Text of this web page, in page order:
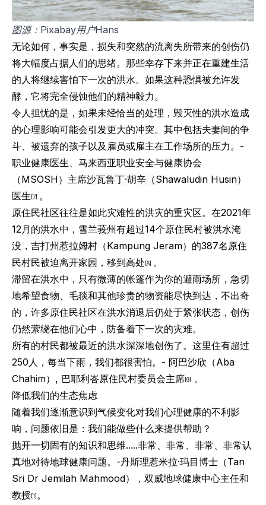
图源：Pixabay用户Hans
无论如何，事实是，损失和突然的流离失所带来的创伤仍
将大幅度占据人们的思绪。那些幸存下来并正在重建生活
的人将继续害怕下一次的洪水。如果这种恐惧被允许发
酵，它将完全侵蚀他们的精神毅力。
令人担忧的是，如果未经恰当的处理，毁灭性的洪水造成
的心理影响可能会引发更大的冲突。其中包括夫妻间的争
斗、被遗弃的孩子以及雇员或雇主在工作场所的压力。-
职业健康医生、马来西亚职业安全与健康协会
（MSOSH）主席沙瓦鲁丁·胡辛（Shawaludin Husin）
医生 [7] 。
原住民社区往往是如此灾难性的洪灾的重灾区。在2021年
12月的洪水中，雪兰莪州有超过14个原住民村被洪水淹
没，吉打州惹拉姆村（Kampung Jeram）的387名原住
民村民被迫离开家园，移到高处 [8] 。
滞留在洪水中，只有微薄的帐篷作为你的避雨场所，急切
地希望食物、毛毯和其他珍贵的物资能尽快到达，不出奇
的，许多原住民社区在洪水消退后仍处于紧张状态，创伤
仍然萦绕在他们心中，防备着下一次的灾难。
所有的村民都被最近的洪水深深地创伤了。这里住有超过
250人，每当下雨，我们都很害怕。- 阿巴沙欣 （Aba
Chahim）, 巴耶利峇原住民村委员会主席[9]
。
降低我们的生态焦虑
随着我们逐渐意识到气候变化对我们心理健康的不利影
响，问题依旧是：我们能做些什么来提供帮助？
抛开一切固有的知识和思维.....非常、非常、非常、非常认
真地对待地球健康问题。-丹斯理惹米拉·玛目博士（Tan
Sri Dr Jemilah Mahmood），双威地球健康中心主任和
教授 [1] 。